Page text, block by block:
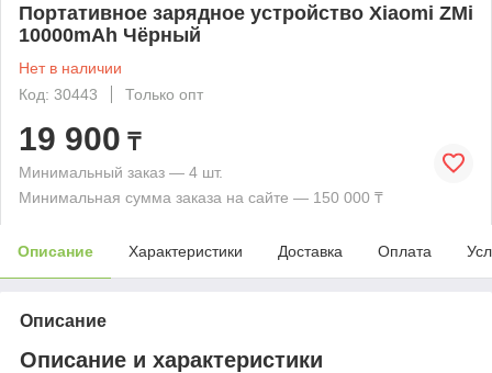
Портативное зарядное устройство Xiaomi ZMi
10000mAh Чёрный
Нет в наличии
Код: 30443
Только опт
19 900 ₸
Минимальный заказ — 4 шт.
Минимальная сумма заказа на сайте — 150 000 ₸
Описание Характеристики Доставка Оплата
Описание
Описание и характеристики